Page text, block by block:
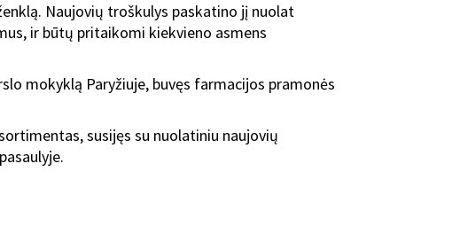
Naujovių troškulys paskatino jį nuolat
ir būtų pritaikomi kiekvieno asmens
mokyklą Paryžiuje, buvęs farmacijos pramonės
susijęs su nuolatiniu naujovių